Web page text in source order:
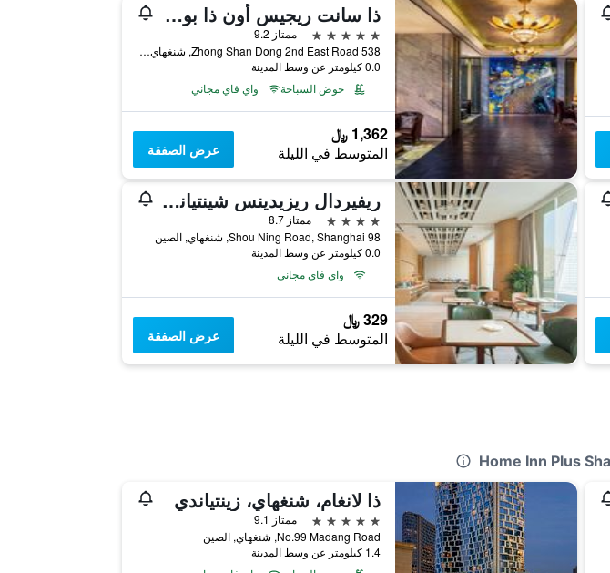
ذا سانت ريجيس أون ذا بوند، شانغهاي
5 نجوم
ممتاز 9.2
538 Zhong Shan Dong 2nd East Road, شنغهاي, الصين
0.0 كيلومتر عن وسط المدينة
حوض السباحة
واي فاي مجاني
1,362 ﷼
المتوسط في الليلة عرض الصفقة
ريفيردال ريزيدينس شينتياندي شانغاي
4 نجوم
ممتاز 8.7
98 Shou Ning Road, Shanghai, شنغهاي, الصين
0.0 كيلومتر عن وسط المدينة
واي فاي مجاني
329 ﷼
المتوسط في الليلة عرض الصفقة
ذا لانغام، شنغهاي، زينتياندي
5 نجوم
ممتاز 9.1
No.99 Madang Road, شنغهاي, الصين
1.4 كيلومتر عن وسط المدينة